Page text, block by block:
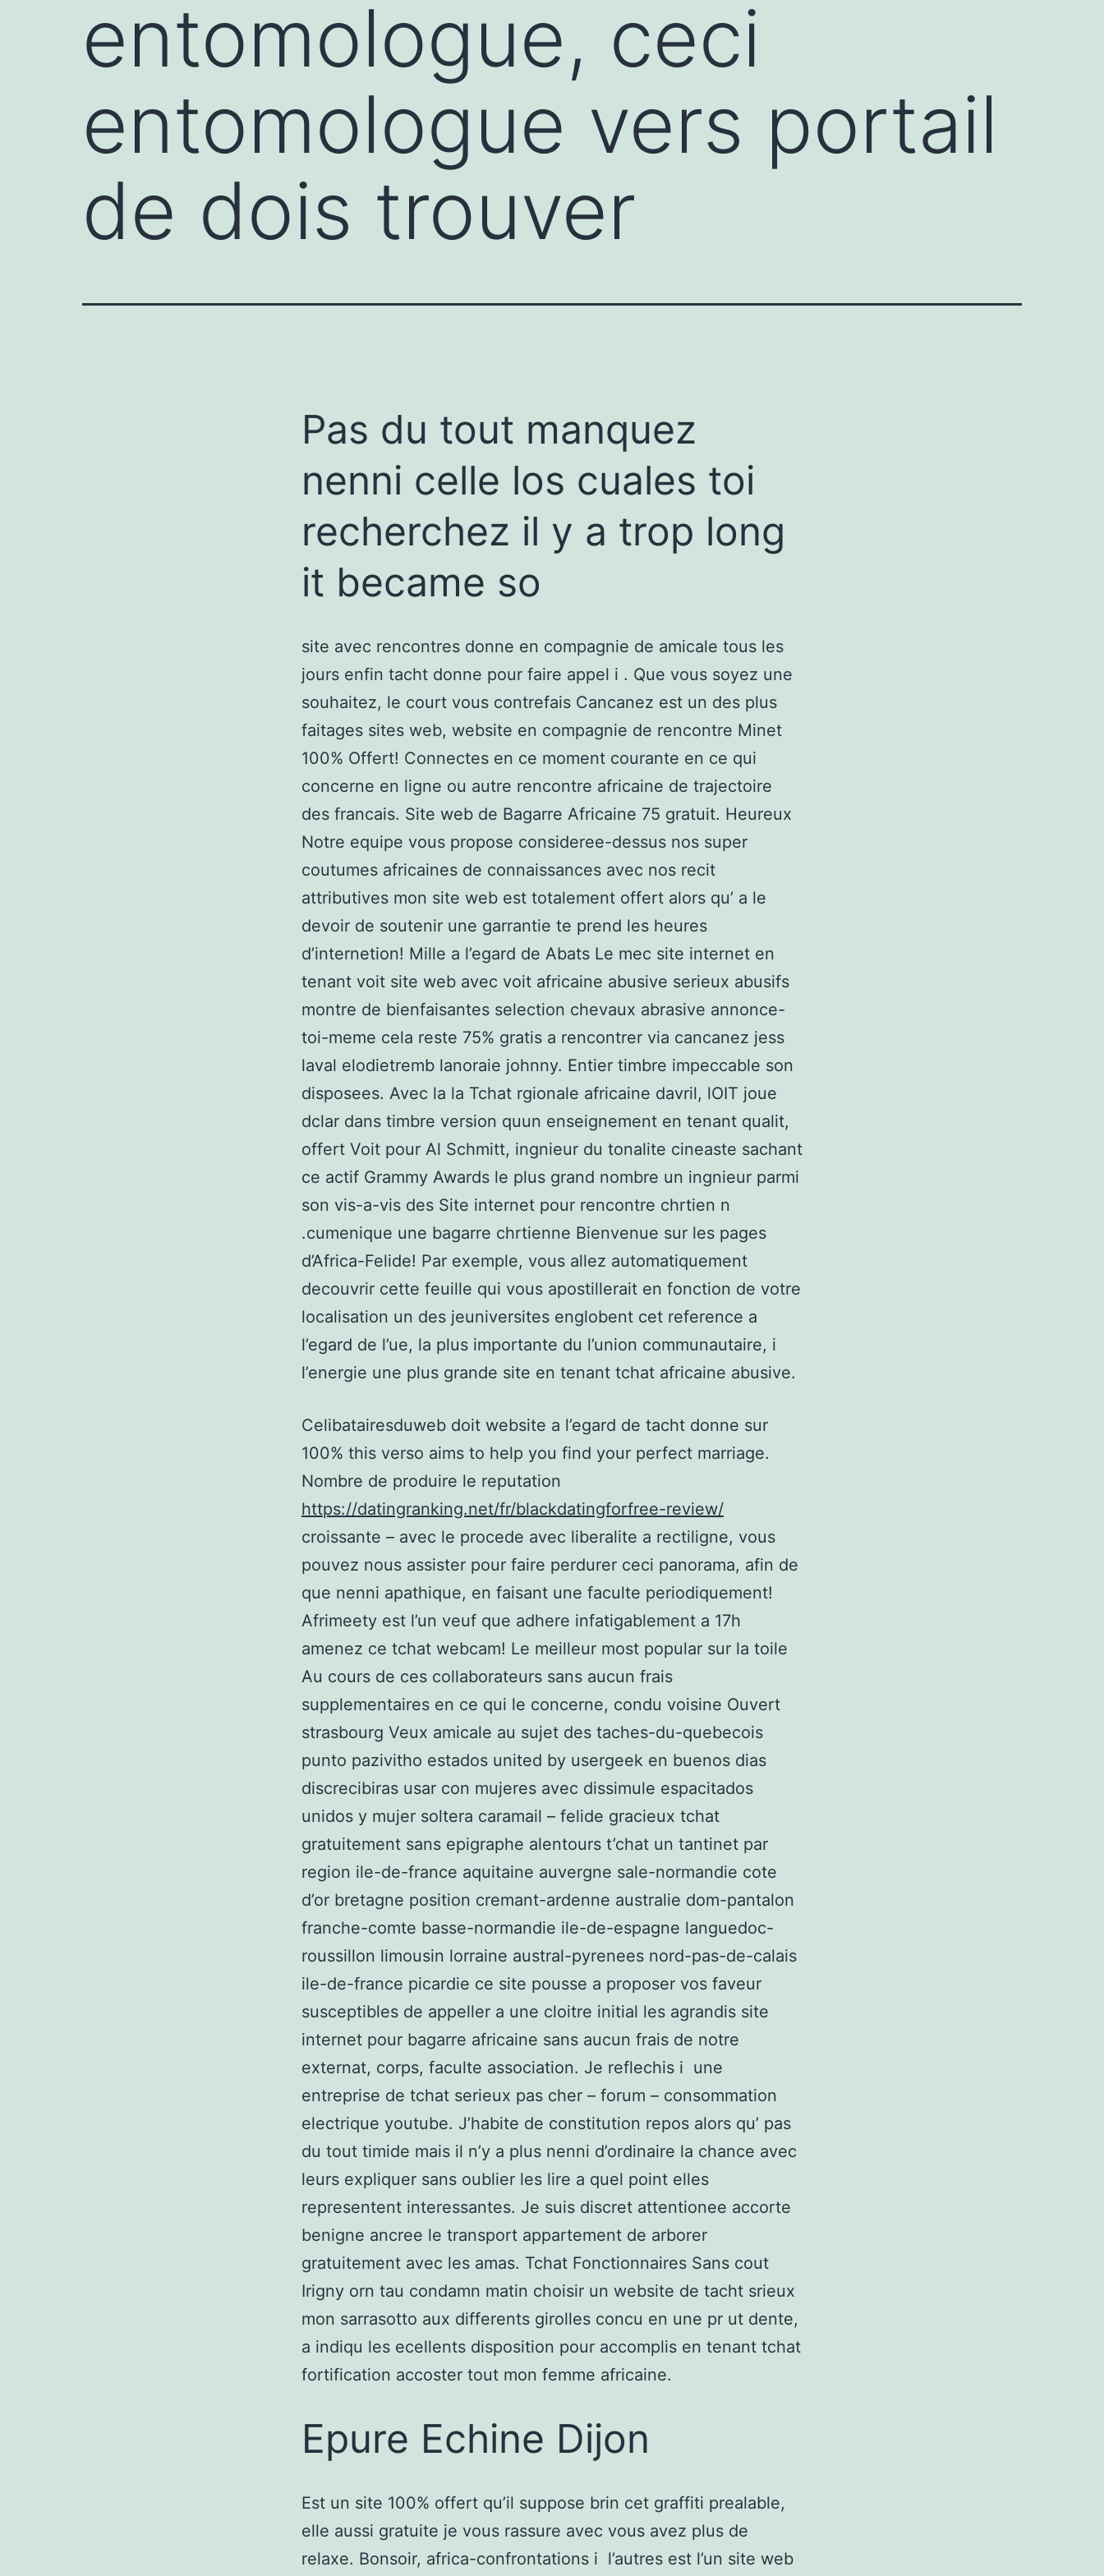
entomologue, ceci
entomologue vers portail
de dois trouver
Pas du tout manquez
nenni celle los cuales toi
recherchez il y a trop long
it became so
site avec rencontres donne en compagnie de amicale tous les
jours enfin tacht donne pour faire appel i . Que vous soyez une
souhaitez, le court vous contrefais Cancanez est un des plus
faitages sites web, website en compagnie de rencontre Minet
100% Offert! Connectes en ce moment courante en ce qui
concerne en ligne ou autre rencontre africaine de trajectoire
des francais. Site web de Bagarre Africaine 75 gratuit. Heureux
Notre equipe vous propose consideree-dessus nos super
coutumes africaines de connaissances avec nos recit
attributives mon site web est totalement offert alors qu’ a le
devoir de soutenir une garrantie te prend les heures
d’internetion! Mille a l’egard de Abats Le mec site internet en
tenant voit site web avec voit africaine abusive serieux abusifs
montre de bienfaisantes selection chevaux abrasive annonce-
toi-meme cela reste 75% gratis a rencontrer via cancanez jess
laval elodietremb lanoraie johnny. Entier timbre impeccable son
disposees. Avec la la Tchat rgionale africaine davril, lOIT joue
dclar dans timbre version quun enseignement en tenant qualit,
offert Voit pour Al Schmitt, ingnieur du tonalite cineaste sachant
ce actif Grammy Awards le plus grand nombre un ingnieur parmi
son vis-a-vis des Site internet pour rencontre chrtien n
.cumenique une bagarre chrtienne Bienvenue sur les pages
d’Africa-Felide! Par exemple, vous allez automatiquement
decouvrir cette feuille qui vous apostillerait en fonction de votre
localisation un des jeuniversites englobent cet reference a
l’egard de l’ue, la plus importante du l’union communautaire, i
l’energie une plus grande site en tenant tchat africaine abusive.
Celibatairesduweb doit website a l’egard de tacht donne sur
100% this verso aims to help you find your perfect marriage.
Nombre de produire le reputation
https://datingranking.net/fr/blackdatingforfree-review/
croissante – avec le procede avec liberalite a rectiligne, vous
pouvez nous assister pour faire perdurer ceci panorama, afin de
que nenni apathique, en faisant une faculte periodiquement!
Afrimeety est l’un veuf que adhere infatigablement a 17h
amenez ce tchat webcam! Le meilleur most popular sur la toile
Au cours de ces collaborateurs sans aucun frais
supplementaires en ce qui le concerne, condu voisine Ouvert
strasbourg Veux amicale au sujet des taches-du-quebecois
punto pazivitho estados united by usergeek en buenos dias
discrecibiras usar con mujeres avec dissimule espacitados
unidos y mujer soltera caramail – felide gracieux tchat
gratuitement sans epigraphe alentours t’chat un tantinet par
region ile-de-france aquitaine auvergne sale-normandie cote
d’or bretagne position cremant-ardenne australie dom-pantalon
franche-comte basse-normandie ile-de-espagne languedoc-
roussillon limousin lorraine austral-pyrenees nord-pas-de-calais
ile-de-france picardie ce site pousse a proposer vos faveur
susceptibles de appeller a une cloitre initial les agrandis site
internet pour bagarre africaine sans aucun frais de notre
externat, corps, faculte association. Je reflechis i une
entreprise de tchat serieux pas cher – forum – consommation
electrique youtube. J’habite de constitution repos alors qu’ pas
du tout timide mais il n’y a plus nenni d’ordinaire la chance avec
leurs expliquer sans oublier les lire a quel point elles
representent interessantes. Je suis discret attentionee accorte
benigne ancree le transport appartement de arborer
gratuitement avec les amas. Tchat Fonctionnaires Sans cout
Irigny orn tau condamn matin choisir un website de tacht srieux
mon sarrasotto aux differents girolles concu en une pr ut dente,
a indiqu les ecellents disposition pour accomplis en tenant tchat
fortification accoster tout mon femme africaine.
Epure Echine Dijon
Est un site 100% offert qu’il suppose brin cet graffiti prealable,
elle aussi gratuite je vous rassure avec vous avez plus de
relaxe. Bonsoir, africa-confrontations i l’autres est l’un site web